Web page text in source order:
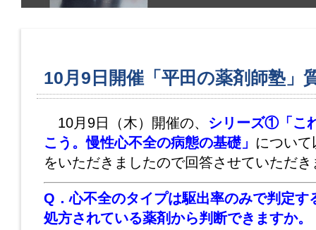
10月9日開催「平田の薬剤師塾」
10月9日（木）開催の、
シリーズ①「こ
こう。慢性心不全の病態の基礎」 につい
をいただきましたので回答させていただき
Q．心不全のタイプは駆出率のみで判定す
処方されている薬剤から判断できますか。